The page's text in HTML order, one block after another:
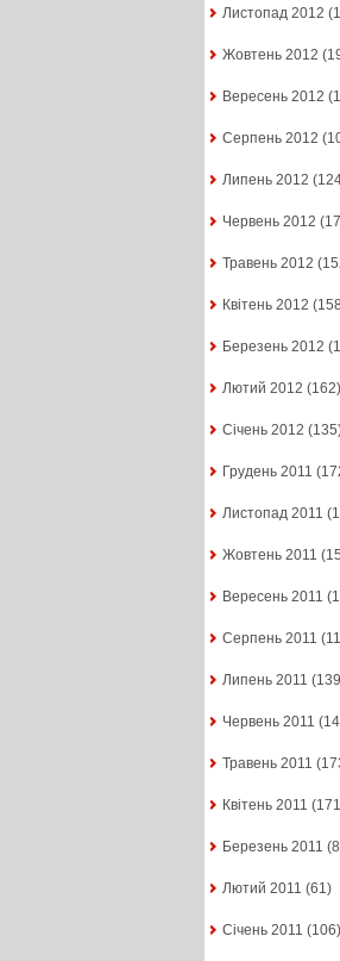
Листопад 2012
Жовтень 2012
Вересень 2012
Серпень 2012
Липень 2012
Червень 2012
Травень 2012
Квітень 2012
Березень 2012
Лютий 2012 (162)
Січень 2012
Грудень 2011
Листопад 2011
Жовтень 2011
Вересень 2011
Серпень 2011
Липень 2011
Червень 2011
Травень 2011
Квітень 2011
Березень 2011
Лютий 2011 (61)
Січень 2011 (106)